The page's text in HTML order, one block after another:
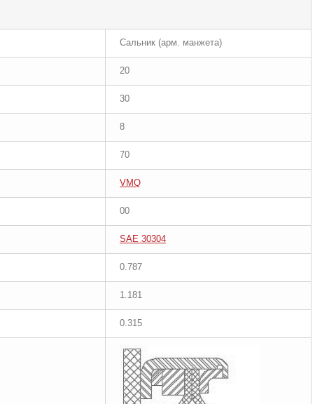
Сальник (арм. манжета)
20
30
8
70
VMQ
00
SAE 30304
0.787
1.181
0.315